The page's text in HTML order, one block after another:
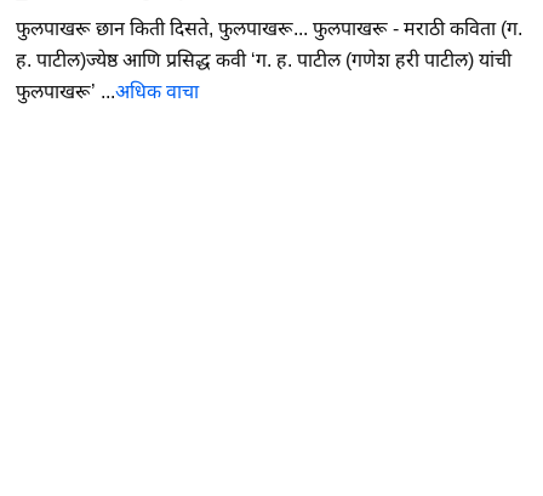
फुलपाखरू छान किती दिसते, फुलपाखरू... फुलपाखरू - मराठी कविता (ग.
ह. पाटील)ज्येष्ठ आणि प्रसिद्ध कवी ‘ग. ह. पाटील (गणेश हरी पाटील) यांची
फुलपाखरू’ ...अधिक वाचा